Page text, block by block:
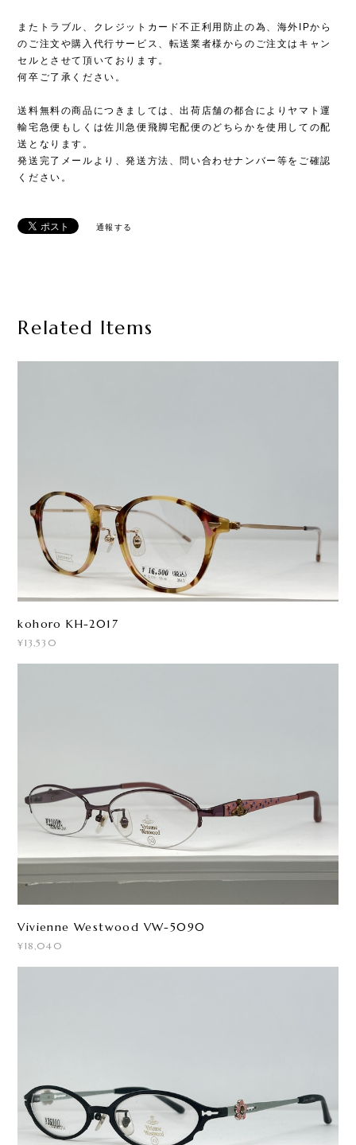
またトラブル、クレジットカード不正利用防止の為、海外IPから
のご注文や購入代行サービス、転送業者様からのご注文はキャン
セルとさせて頂いております。
何卒ご了承ください。
送料無料の商品につきましては、出荷店舗の都合によりヤマト運
輸宅急便もしくは佐川急便飛脚宅配便のどちらかを使用しての配
送となります。
発送完了メールより、発送方法、問い合わせナンバー等をご確認
ください。
通報する
Related Items
kohoro KH-2017
¥13,530
Vivienne Westwood VW-5090
¥18,040